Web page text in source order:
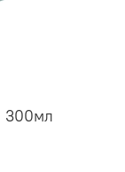
300мл